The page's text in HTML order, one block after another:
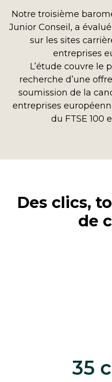
Notre troisième
Junior Conseil, a
sur les sites
entreprises
L’étude couvre le
recherche d’une
soumission de la
entreprises
du FTSE 100
Des clics,
de
35